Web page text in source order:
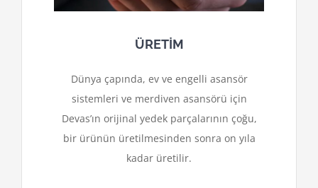
ÜRETİM
Dünya çapında, ev ve engelli asansör
sistemleri ve merdiven asansörü için
Devas’ın orijinal yedek parçalarının çoğu,
bir ürünün üretilmesinden sonra on yıla
kadar üretilir.